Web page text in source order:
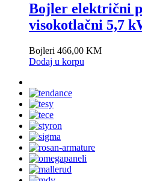
Bojler električni
visokotlačni 5,7
Bojleri 466,00 KM
Dodaj u korpu